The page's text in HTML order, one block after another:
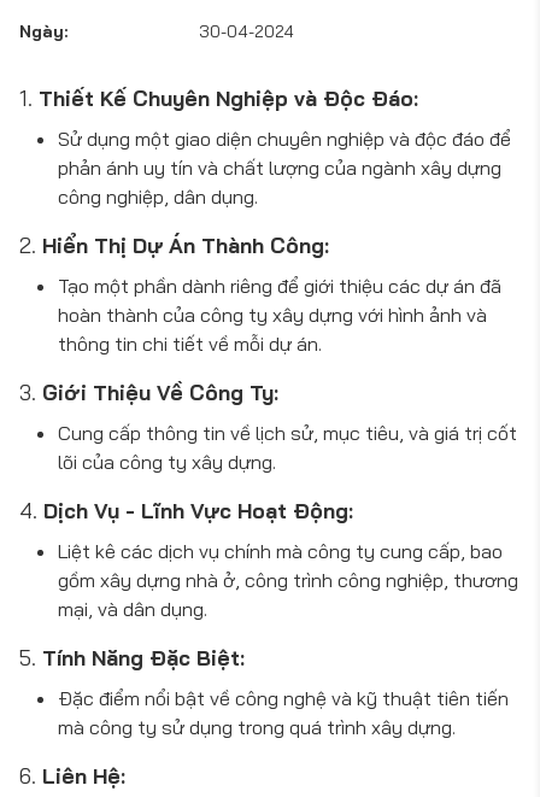
Ngày: 30-04-2024
1. Thiết Kế Chuyên Nghiệp và Độc Đáo:
Sử dụng một giao diện chuyên nghiệp và độc đáo để
phản ánh uy tín và chất lượng của ngành xây dựng
công nghiệp, dân dụng.
2. Hiển Thị Dự Án Thành Công:
Tạo một phần dành riêng để giới thiệu các dự án đã
hoàn thành của công ty xây dựng với hình ảnh và
thông tin chi tiết về mỗi dự án.
3. Giới Thiệu Về Công Ty:
Cung cấp thông tin về lịch sử, mục tiêu, và giá trị cốt
lõi của công ty xây dựng.
4. Dịch Vụ - Lĩnh Vực Hoạt Động:
Liệt kê các dịch vụ chính mà công ty cung cấp, bao
gồm xây dựng nhà ở, công trình công nghiệp, thương
mại, và dân dụng.
5. Tính Năng Đặc Biệt:
Đặc điểm nổi bật về công nghệ và kỹ thuật tiên tiến
mà công ty sử dụng trong quá trình xây dựng.
6. Liên Hệ: